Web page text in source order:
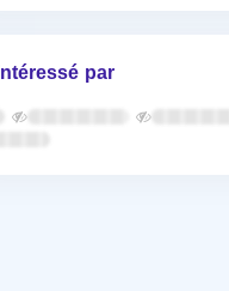
par